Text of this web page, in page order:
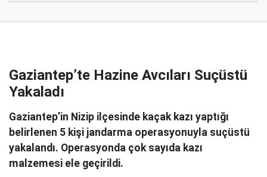
Gaziantep’te Hazine Avcıları Suçüstü
Yakaladı
Gaziantep’in Nizip ilçesinde kaçak kazı yaptığı
belirlenen 5 kişi jandarma operasyonuyla suçüstü
yakalandı. Operasyonda çok sayıda kazı
malzemesi ele geçirildi.